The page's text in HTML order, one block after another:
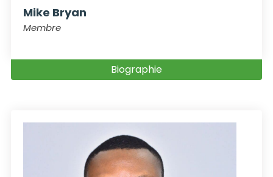
Mike Bryan
Membre
Biographie